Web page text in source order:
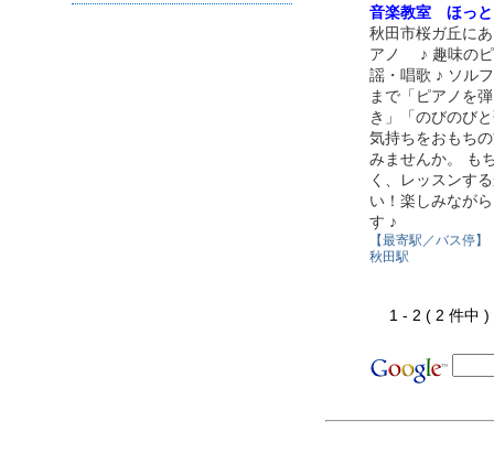
音楽教室 ほっと
秋田市桜ガ丘に
アノ ♪ 趣味の
謡・唱歌 ♪ ソル
まで「ピアノを
き」「のびのび
気持ちをおもち
みませんか。 も
く、レッスンす
い！楽しみなが
す ♪
【最寄駅／バス停】
秋田駅
1 - 2 ( 2 件